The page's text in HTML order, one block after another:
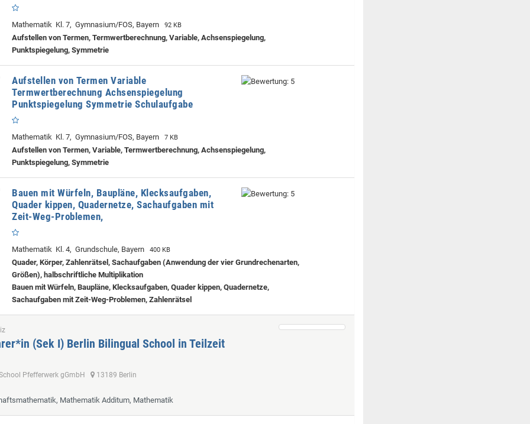
Mathematik Kl. 7, Gymnasium/FOS, Bayern 92 KB
Aufstellen von Termen, Termwertberechnung, Variable, Achsenspiegelung,
Punktspiegelung, Symmetrie
Aufstellen von Termen Variable
Termwertberechnung Achsenspiegelung
Punktspiegelung Symmetrie Schulaufgabe
Mathematik Kl. 7, Gymnasium/FOS, Bayern 7 KB
Aufstellen von Termen, Variable, Termwertberechnung, Achsenspiegelung,
Punktspiegelung, Symmetrie
Bauen mit Würfeln, Baupläne, Klecksaufgaben,
Quader kippen, Quadernetze, Sachaufgaben mit
Zeit-Weg-Problemen,
Mathematik Kl. 4, Grundschule, Bayern 400 KB
Quader, Körper, Zahlenrätsel, Sachaufgaben (Anwendung der vier Grundrechenarten,
Größen), halbschriftliche Multiplikation
Bauen mit Würfeln, Baupläne, Klecksaufgaben, Quader kippen, Quadernetze,
Sachaufgaben mit Zeit-Weg-Problemen, Zahlenrätsel
(Sek I) Berlin Bilingual School in Teilzeit
Pfefferwerk gGmbH 13189 Berlin
Mathematik Additum, Mathematik